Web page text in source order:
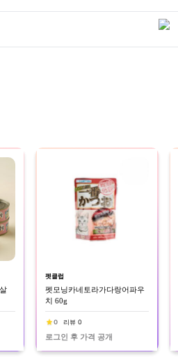
펫클럽
펫모닝카네토라가다랑어파우
치 60g
0 리뷰 0
로그인 후 가격 공개